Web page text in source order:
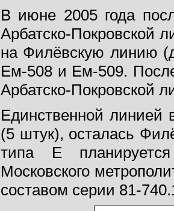
В июне 2005 года
Арбатско-Покровской
на Филёвскую линию
Ем-508 и Ем-509.
Арбатско-Покровской
Единственной линией
(5 штук), осталась
типа Е
Московского
составом серии 81-